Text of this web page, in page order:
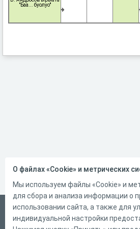
"Баа... буолуо"
Русский
Справка
О файлах «Cookie» и метрических
Мы используем файлы «Cookie» и
для сбора и анализа информации о
использовании сайта, а также для
индивидуальной настройки